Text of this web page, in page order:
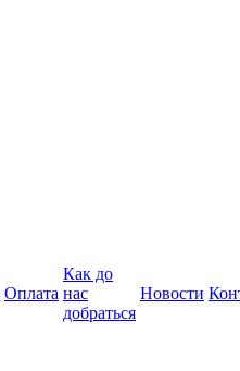
Оплата
Как до
нас
добраться
Новости